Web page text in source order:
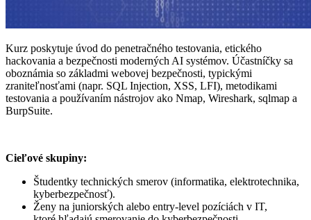
Kurz poskytuje úvod do penetračného testovania, etického
hackovania a bezpečnosti moderných AI systémov. Účastníčky sa
oboznámia so základmi webovej bezpečnosti, typickými
zraniteľnosťami (napr. SQL Injection, XSS, LFI), metodikami
testovania a používaním nástrojov ako Nmap, Wireshark, sqlmap a
BurpSuite.
Cieľové skupiny:
Študentky technických smerov (informatika, elektrotechnika,
kyberbezpečnosť).
Ženy na juniorských alebo entry‑level pozíciách v IT,